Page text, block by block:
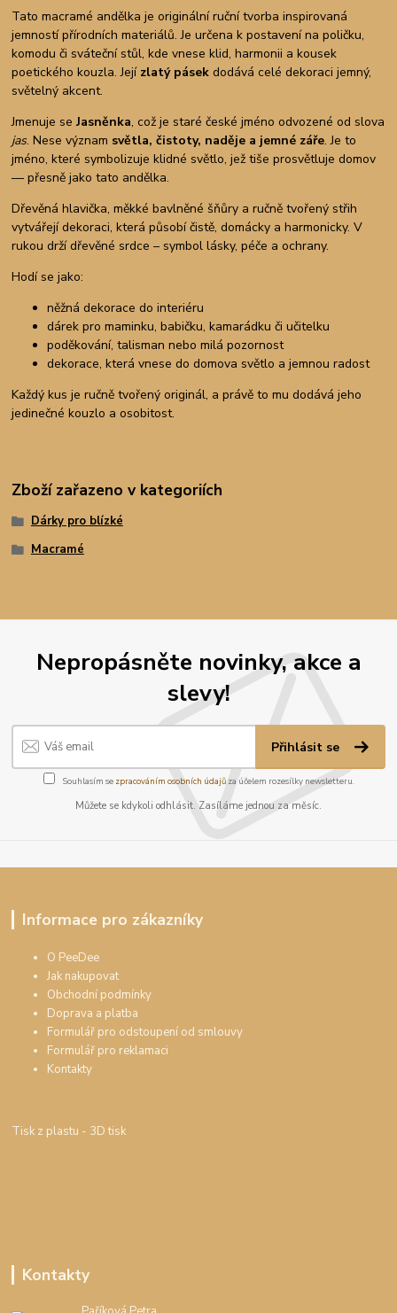
Tato macramé andělka je originální ruční tvorba inspirovaná
jemností přírodních materiálů. Je určena k postavení na poličku,
komodu či sváteční stůl, kde vnese klid, harmonii a kousek
poetického kouzla. Její zlatý pásek dodává celé dekoraci jemný,
světelný akcent.
Jmenuje seJasněnka, což je staré české jméno odvozené od slova
jas. Nese význam světla, čistoty, naděje a jemné záře. Je to
jméno, které symbolizuje klidné světlo, jež tiše prosvětluje domov
— přesně jako tato andělka.
Dřevěná hlavička, měkké bavlněné šňůry a ručně tvořený střih
vytvářejí dekoraci, která působí čistě, domácky a harmonicky. V
rukou drží dřevěné srdce – symbol lásky, péče a ochrany.
Hodí se jako:
něžná dekorace do interiéru
dárek pro maminku, babičku, kamarádku či učitelku
poděkování, talisman nebo milá pozornost
dekorace, která vnese do domova světlo a jemnou radost
Každý kus je ručně tvořený originál, a právě to mu dodává jeho
jedinečné kouzlo a osobitost.
Zboží zařazeno v kategoriích
Dárky pro blízké
Macramé
Nepropásněte novinky, akce a
slevy!
Přihlásit se
Souhlasím se zpracováním osobních údajůza účelem rozesílky newsletteru.
Můžete se kdykoli odhlásit. Zasíláme jednou za měsíc.
Informace pro zákazníky
O PeeDee
Jak nakupovat
Obchodní podmínky
Doprava a platba
Formulář pro odstoupení od smlouvy
Formulář pro reklamaci
Kontakty
Tisk z plastu - 3D tisk
Kontakty